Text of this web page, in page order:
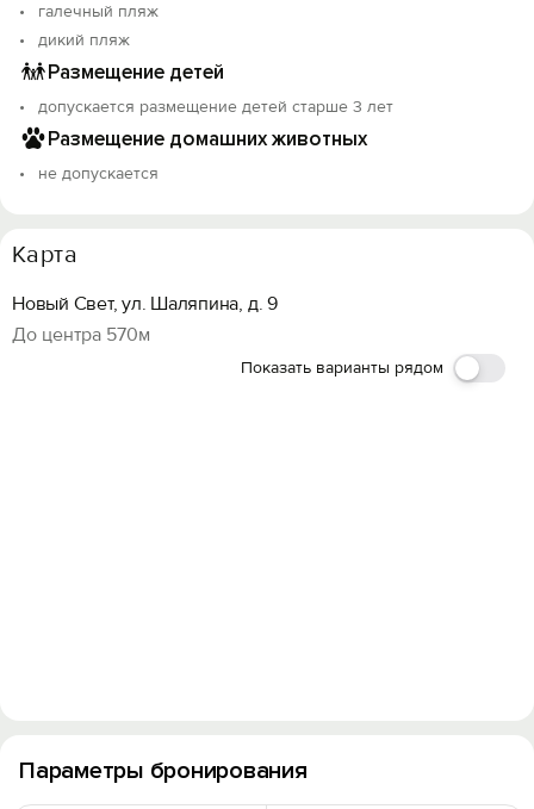
Параметры бронирования
галечный пляж
дикий пляж
Размещение детей
допускается размещение детей старше 3 лет
Размещение домашних животных
не допускается
Карта
Новый Свет, ул. Шаляпина, д. 9
До центра 570м
Показать варианты рядом